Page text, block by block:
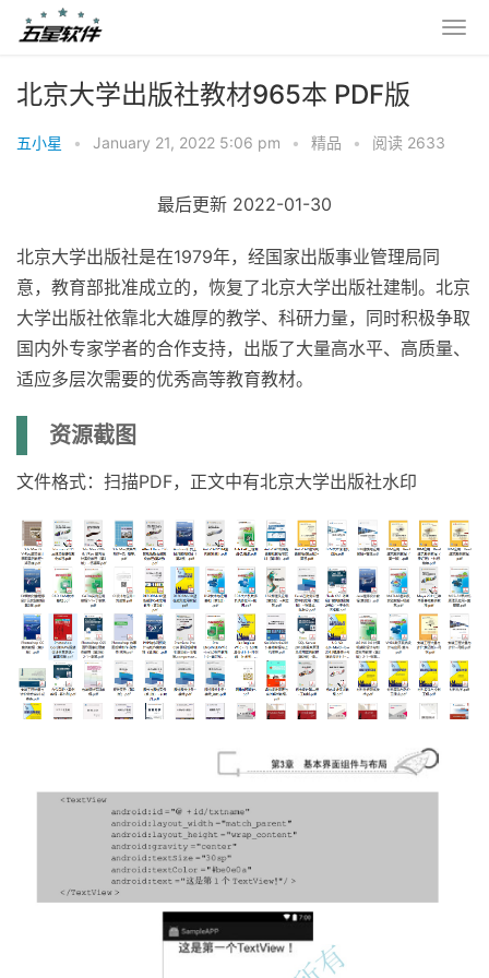
北京大学出版社教材965本 PDF版
五小星 • January 21, 2022 5:06 pm • 精品 • 阅读 2633
最后更新 2022-01-30
北京大学出版社是在1979年，经国家出版事业管理局同
意，教育部批准成立的，恢复了北京大学出版社建制。北京
大学出版社依靠北大雄厚的教学、科研力量，同时积极争取
国内外专家学者的合作支持，出版了大量高水平、高质量、
适应多层次需要的优秀高等教育教材。
资源截图
文件格式：扫描PDF，正文中有北京大学出版社水印